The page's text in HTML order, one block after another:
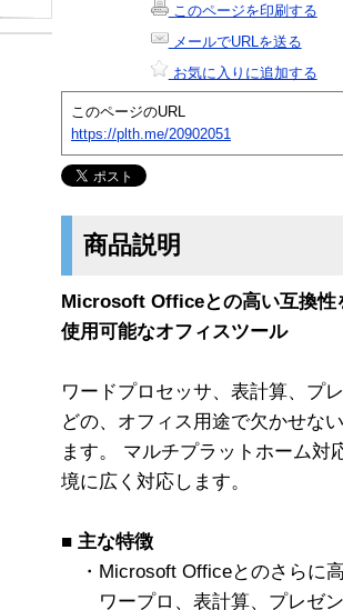
このページを印刷する
メールでURLを送る
お気に入りに追加する
このページのURL
https://plth.me/20902051
商品説明
Microsoft Officeとの高い互換
使用可能なオフィスツール
ワードプロセッサ、表計算、プ
どの、オフィス用途で欠かせな
ます。 マルチプラットホーム対
境に広く対応します。
■ 主な特徴
・Microsoft Officeとのさらに
ワープロ、表計算、プレゼン